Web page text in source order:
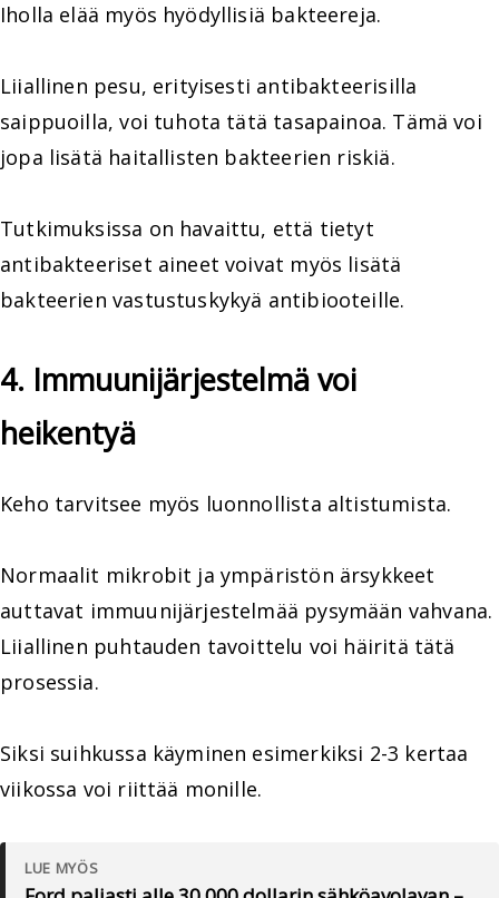
Iholla elää myös hyödyllisiä bakteereja.
Liiallinen pesu, erityisesti antibakteerisilla
saippuoilla, voi tuhota tätä tasapainoa. Tämä voi
jopa lisätä haitallisten bakteerien riskiä.
Tutkimuksissa on havaittu, että tietyt
antibakteeriset aineet voivat myös lisätä
bakteerien vastustuskykyä antibiooteille.
4. Immuunijärjestelmä voi
heikentyä
Keho tarvitsee myös luonnollista altistumista.
Normaalit mikrobit ja ympäristön ärsykkeet
auttavat immuunijärjestelmää pysymään vahvana.
Liiallinen puhtauden tavoittelu voi häiritä tätä
prosessia.
Siksi suihkussa käyminen esimerkiksi 2-3 kertaa
viikossa voi riittää monille.
LUE MYÖS